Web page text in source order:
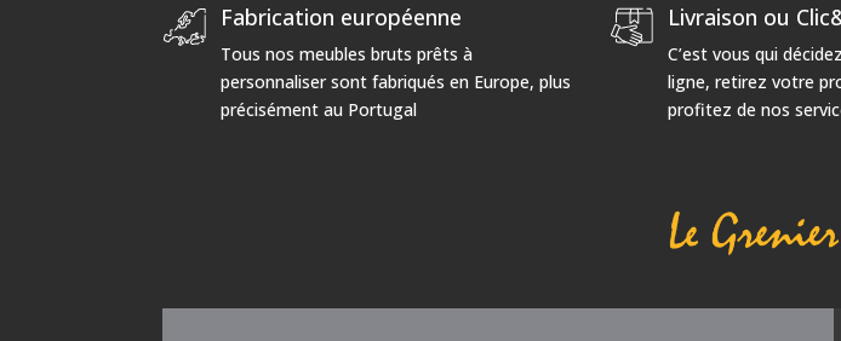
Fabrication européenne
Tous nos meubles bruts prêts à
personnaliser sont fabriqués en Europe, plus
précisément au Portugal
Livraison ou
C’est vous qui
ligne, retirez votre
profitez de nos